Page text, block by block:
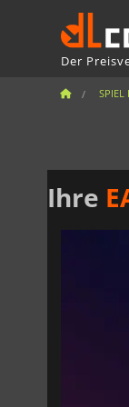
Der
SPIEL
Ihre